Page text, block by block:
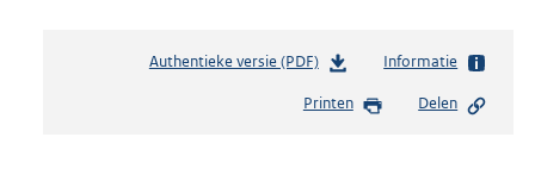
Authentieke versie (PDF)b
s
Informatie
Printen Delen